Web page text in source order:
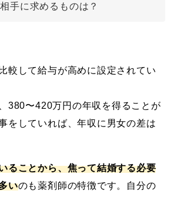
手に求めるものは？
較して給与が高めに設定されてい
380〜420万円の年収を得ることが
をしていれば、年収に男女の差は
ることから、焦って結婚する必要
いのも薬剤師の特徴です。自分の